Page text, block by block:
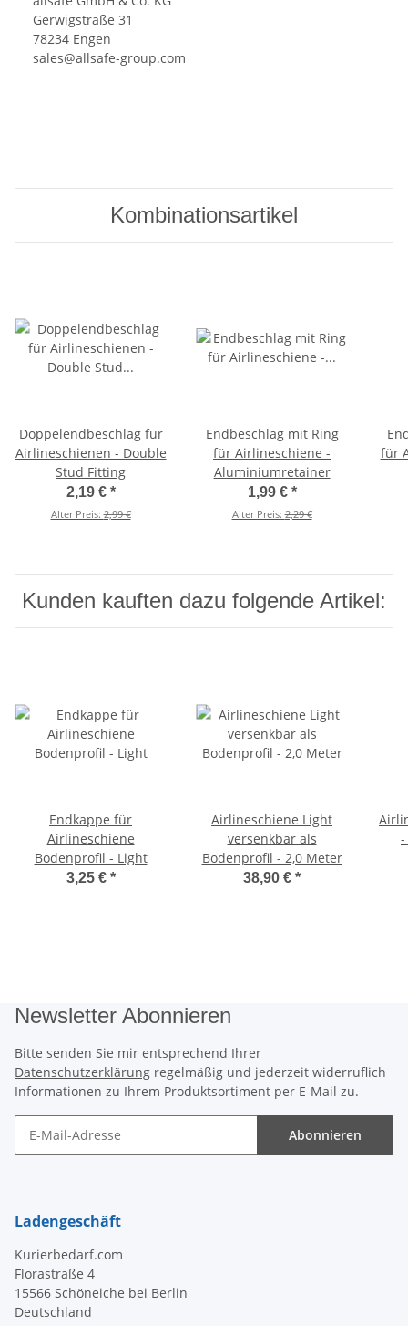
Gerwigstraße 31
78234 Engen
sales@allsafe-group.com
Kombinationsartikel
Doppelendbeschlag für
Airlineschienen - Double
Stud Fitting
2,19 € *
Alter Preis:2,99 €
Endbeschlag mit Ring
für Airlineschiene -
Aluminiumretainer
1,99 € *
Alter Preis:2,29 €
für
Kunden kauften dazu folgende Artikel:
Endkappe für
Airlineschiene
Bodenprofil - Light
3,25 € *
Airlineschiene Light
versenkbar als
Bodenprofil - 2,0 Meter
38,90 € *
-
Newsletter Abonnieren
Bitte senden Sie mir entsprechend Ihrer
Datenschutzerklärung regelmäßig und jederzeit widerruflich
Informationen zu Ihrem Produktsortiment per E-Mail zu.
Abonnieren
Ladengeschäft
Kurierbedarf.com
Florastraße 4
15566 Schöneiche bei Berlin
Deutschland